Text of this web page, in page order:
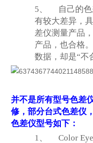
5、
自己的
有较大差异，
差仪测量产品
产品，也合格
数据，却是“不
并不是所有型号色差
修，部分台式色差仪
色差仪型号如下：
1、
Color